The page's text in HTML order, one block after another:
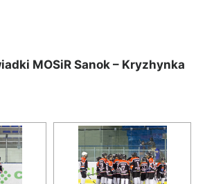
MOSiR Sanok – Kryzhynka